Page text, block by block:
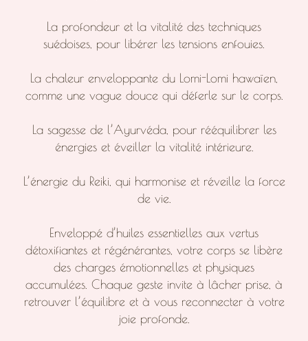
La profondeur et la vitalité des techniques
suédoises, pour libérer les tensions enfouies.
La chaleur enveloppante du Lomi-Lomi hawaïen,
comme une vague douce qui déferle sur le corps.
La sagesse de l’Ayurvéda, pour rééquilibrer les
énergies et éveiller la vitalité intérieure.
L’énergie du Reiki, qui harmonise et réveille la force
de vie.
Enveloppé d’huiles essentielles aux vertus
détoxifiantes et régénérantes, votre corps se libère
des charges émotionnelles et physiques
accumulées. Chaque geste invite à lâcher prise, à
retrouver l’équilibre et à vous reconnecter à votre
joie profonde.